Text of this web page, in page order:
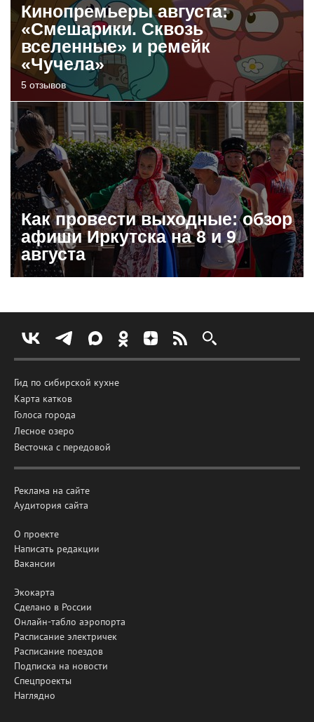
Кинопремьеры августа:
«Смешарики. Сквозь
вселенные» и ремейк
«Чучела»
5 отзывов
Как провести выходные: обзор
афиши Иркутска на 8 и 9
августа
Гид по сибирской кухне
Карта катков
Голоса города
Лесное озеро
Весточка с передовой
Реклама на сайте
Аудитория сайта
О проекте
Написать редакции
Вакансии
Экокарта
Сделано в России
Онлайн-табло аэропорта
Расписание электричек
Расписание поездов
Подписка на новости
Спецпроекты
Наглядно